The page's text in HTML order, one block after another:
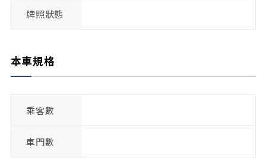
牌照狀態
本車規格
乘客數
車門數